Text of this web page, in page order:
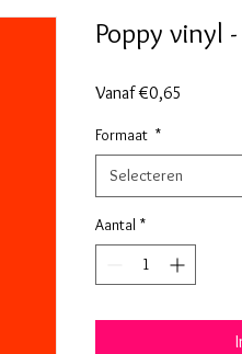
Poppy vinyl
Vanaf€0,65
Formaat *
Selecteren
Aantal *